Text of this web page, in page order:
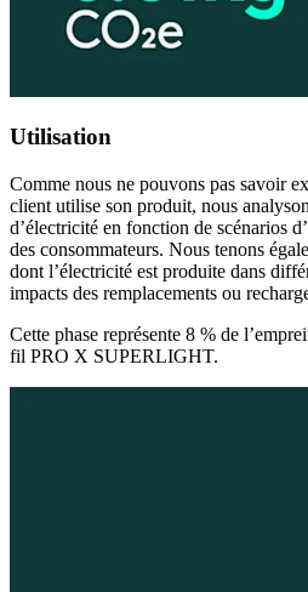
Utilisation
Comme nous ne pouvons pas savoir
client utilise son produit, nous
d’électricité en fonction de scénarios
des consommateurs. Nous tenons
dont l’électricité est produite dans
impacts des remplacements ou
Cette phase représente 8 % de
fil PRO X SUPERLIGHT.